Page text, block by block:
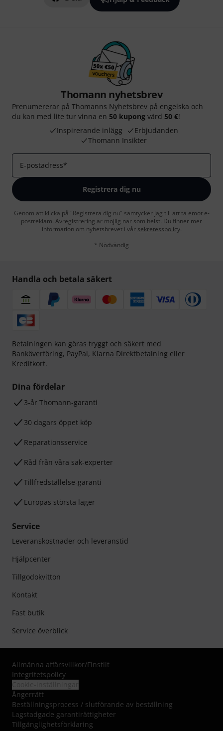
Thomann nyhetsbrev
Prenumererar på Thomanns Nyhetsbrev på engelska och
du kan med lite tur vinna en 50 kupong värd 50 €!
Inspirerande inlägg
Erbjudanden
Thomann Insikter
E-postadress*
Registrera dig nu
Genom att klicka på "Registrera dig nu" samtycker jag till att ta emot e-
postreklam. Avregistrering är möjlig när som helst. Du finner mer
information om nyhetsbrevet i vår sekretesspolicy.
* Nödvändig
Handla och betala säkert
Betalningen kan göras tryggt och säkert med
Banköverföring, PayPal, Klarna Direktbetalning eller
Kreditkort.
Dina fördelar
3-år Thomann-garanti
30 dagars öppet köp
Reparationsservice
Råd från våra sak-experter
Tillfredställelse-garanti
Europas största lager
Service
Leveranskostnader och leveranstid
Hjälpcenter
Tillgodokvitton
Kontakt
Fast butik
Service överblick
Allmänna affärsvillkor/Finstilt
Integritetspolicy
Ångerrätt
Beställningsprocess / slutförande av beställning
Lagstadgade garantirättigheter
Tillgänglighetsförklaring